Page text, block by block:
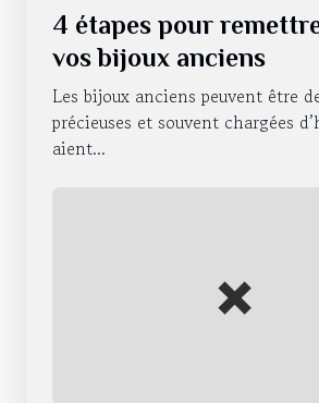
4 étapes pour
vos bijoux anciens
Les bijoux anciens peuvent être
précieuses et souvent chargées
aient...